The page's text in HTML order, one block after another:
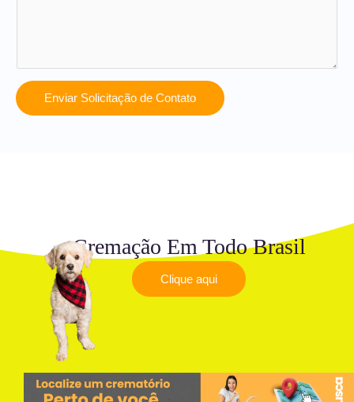
Enviar Solicitação de Contato
Cremação Em Todo Brasil
Clique aqui